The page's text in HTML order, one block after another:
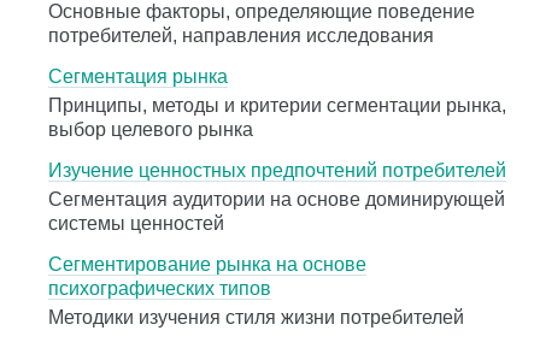
Основные факторы, определяющие поведение
потребителей, направления исследования
Сегментация рынка
Принципы, методы и критерии сегментации рынка,
выбор целевого рынка
Изучение ценностных предпочтений потребителей
Сегментация аудитории на основе доминирующей
системы ценностей
Сегментирование рынка на основе
психографических типов
Методики изучения стиля жизни потребителей